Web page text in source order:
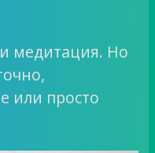
медитация. Но
или просто